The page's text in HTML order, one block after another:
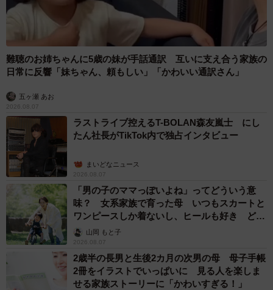
難聴のお姉ちゃんに5歳の妹が手話通訳 互いに支え合う家族の
日常に反響「妹ちゃん、頼もしい」「かわいい通訳さん」
五ヶ瀬 あお
2026.08.07
ラストライブ控えるT-BOLAN森友嵐士 にし
たん社長がTikTok内で独占インタビュー
まいどなニュース
2026.08.07
「男の子のママっぽいよね」ってどういう意
味？ 女系家族で育った母 いつもスカートと
ワンピースしか着ないし、ヒールも好き どの
へんが…
山岡 もと子
2026.08.07
2歳半の長男と生後2カ月の次男の母 母子手帳
2冊をイラストでいっぱいに 見る人を楽しま
せる家族ストーリーに「かわいすぎる！」